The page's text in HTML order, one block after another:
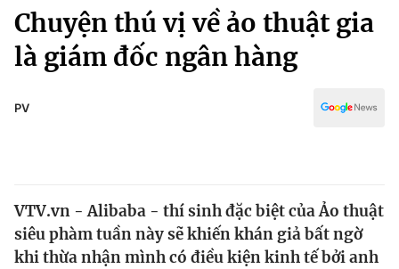
Chuyên mục
Chính trị
Thế giới
Kinh tế
Thể thao
Truyền hình
Chuyện thú vị về ảo thuật gia
là giám đốc ngân hàng
PV
VTV.vn - Alibaba - thí sinh đặc biệt của Ảo thuật
siêu phàm tuần này sẽ khiến khán giả bất ngờ
khi thừa nhận mình có điều kiện kinh tế bởi anh